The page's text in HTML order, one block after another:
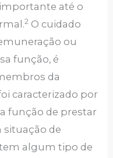
até o
2 O cuidado
ou
função, é
da
caracterizado por
função de prestar
situação de
algum tipo de